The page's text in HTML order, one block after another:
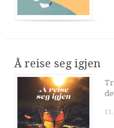
Å reise seg igjen